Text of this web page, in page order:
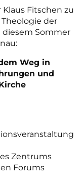
Fitschen zu
der
diesem Sommer
Weg in
und
Zentrums
Forums